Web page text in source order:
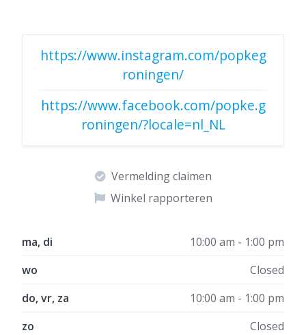
https://www.instagram.com/popkeg
roningen/
https://www.facebook.com/popke.g
roningen/?locale=nl_NL
Vermelding claimen
Winkel rapporteren
ma, di
10:00 am - 1:00 pm
wo
Closed
do, vr, za
10:00 am - 1:00 pm
zo
Closed